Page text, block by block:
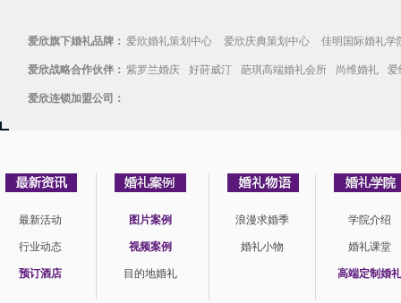
爱欣旗下婚礼品牌： 爱欣婚礼策划中心 爱欣庆典策划中心 佳明国际婚礼学
爱欣战略合作伙伴： 紫罗兰婚庆 好莳威汀 葩琪高端婚礼会所 尚维婚礼 爱
爱欣连锁加盟公司：
最新活动
行业动态
预订酒店
图片案例
视频案例
目的地婚礼
浪漫求婚季
婚礼小物
学院介绍
婚礼课堂
高端定制婚礼